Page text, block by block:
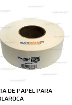
DE PAPEL PARA